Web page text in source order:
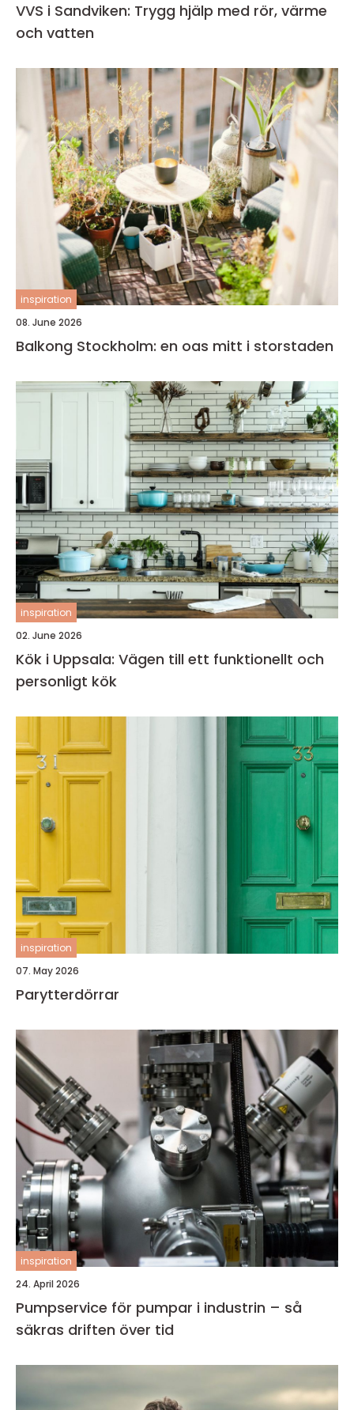
VVS i Sandviken: Trygg hjälp med rör, värme
och vatten
inspiration
08. June 2026
Balkong Stockholm: en oas mitt i storstaden
inspiration
02. June 2026
Kök i Uppsala: Vägen till ett funktionellt och
personligt kök
inspiration
07. May 2026
Parytterdörrar
inspiration
24. April 2026
Pumpservice för pumpar i industrin – så
säkras driften över tid